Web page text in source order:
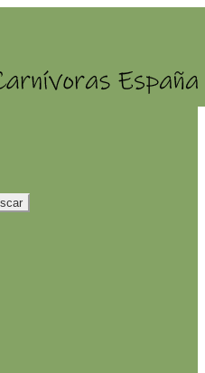
A PARTIR DE 30€